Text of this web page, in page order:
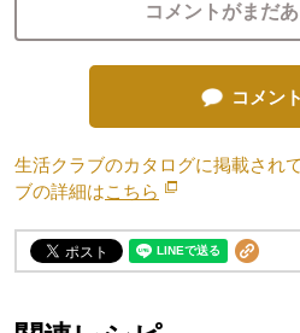
コメントがまだあ
コメン
生活クラブのカタログに掲載され
ブの詳細はこちら 別のウィンドウ